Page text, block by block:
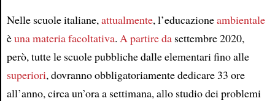
Nelle scuole italiane,attualmente, l’educazioneambientale
èuna materia facoltativa. A partire dasettembre 2020,
però, tutte le scuole pubbliche dalle elementari fino alle
superiori, dovranno obbligatoriamente dedicare 33 ore
all’anno, circa un’ora a settimana, allo studio dei problemi